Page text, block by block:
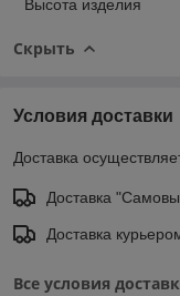
Высота изделия
Скрыть
Условия доставки
Доставка
Доставка
Доставка
Все условия